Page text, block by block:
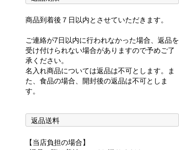
商品到着後７日以内とさせていただきます。
ご連絡が7日以内に行われなかった場合、返品を
受け付けられない場合がありますので予めご了
承ください。
名入れ商品については返品は不可とします。ま
た、食品の場合、開封後の返品は不可としま
す。
返品送料
【当店負担の場合】